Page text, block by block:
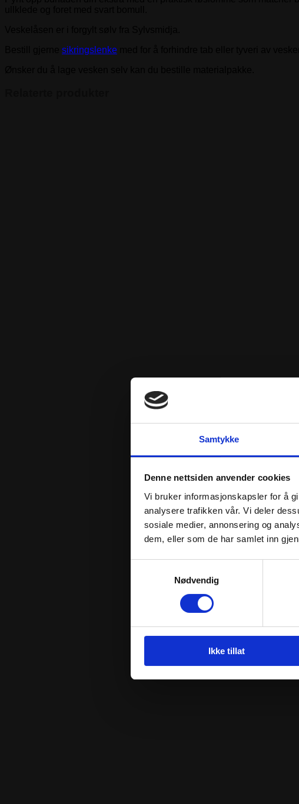
Samtykke
Denne nettsiden anvender cookies
Vi bruker informasjonskapsler for å
analysere trafikken vår. Vi deler
sosiale medier, annonsering og
dem, eller som de har samlet inn
Nødvendig
Ikke tillat
sikringslenke